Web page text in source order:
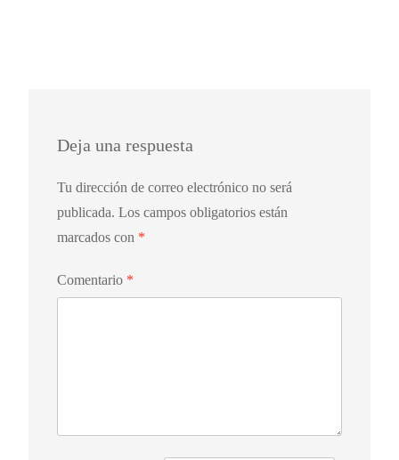
Deja una respuesta
Tu dirección de correo electrónico no será
publicada. Los campos obligatorios están
marcados con *
Comentario *